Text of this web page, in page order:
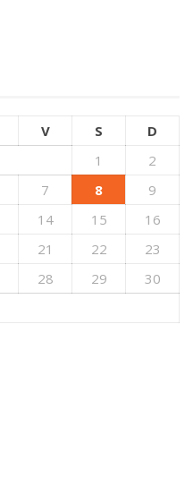
V S
D
1
2
7 8
9
14 15
16
21 22
23
28 29
30